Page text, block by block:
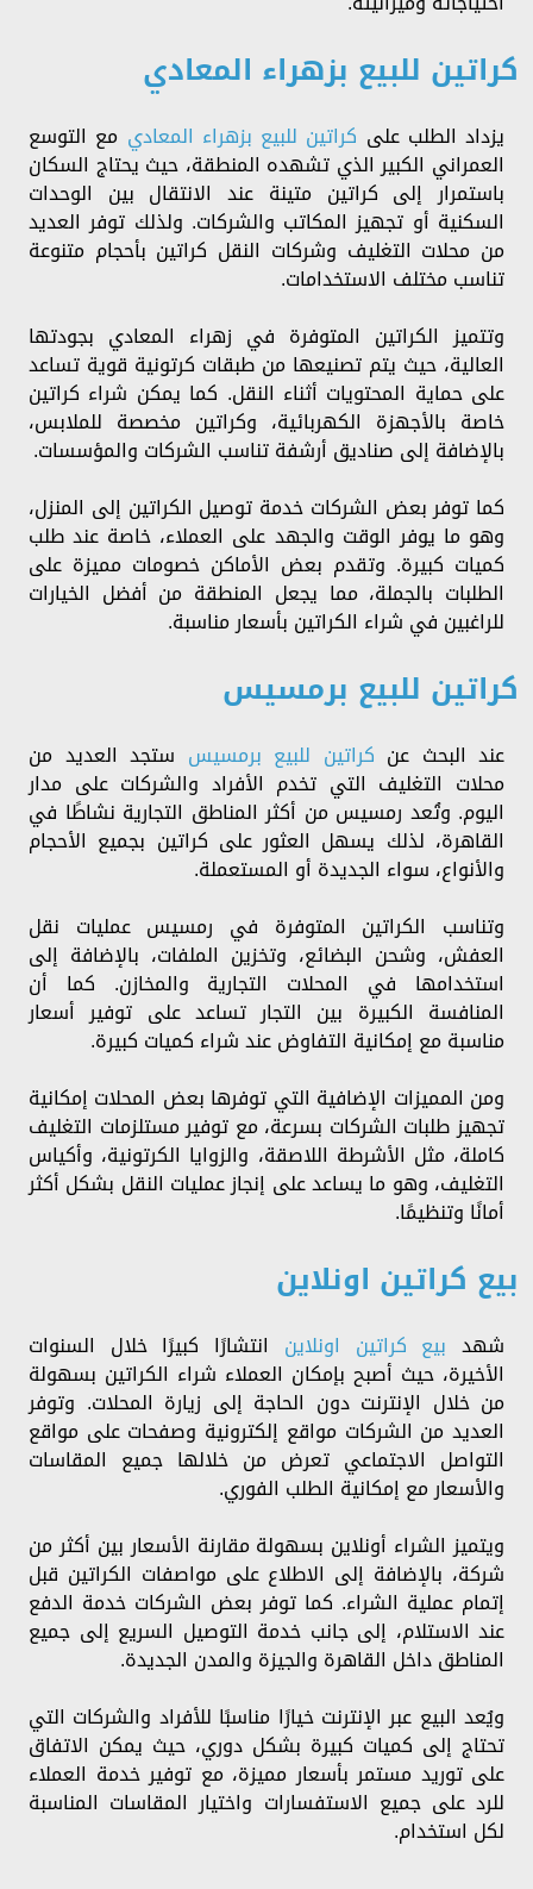
كراتين للبيع بزهراء المعادي
يزداد الطلب على كراتين للبيع بزهراء المعادي مع التوسع
العمراني الكبير الذي تشهده المنطقة، حيث يحتاج السكان
باستمرار إلى كراتين متينة عند الانتقال بين الوحدات
السكنية أو تجهيز المكاتب والشركات. ولذلك توفر العديد
من محلات التغليف وشركات النقل كراتين بأحجام متنوعة
تناسب مختلف الاستخدامات.
وتتميز الكراتين المتوفرة في زهراء المعادي بجودتها
العالية، حيث يتم تصنيعها من طبقات كرتونية قوية تساعد
على حماية المحتويات أثناء النقل. كما يمكن شراء كراتين
خاصة بالأجهزة الكهربائية، وكراتين مخصصة للملابس،
بالإضافة إلى صناديق أرشفة تناسب الشركات والمؤسسات.
كما توفر بعض الشركات خدمة توصيل الكراتين إلى المنزل،
وهو ما يوفر الوقت والجهد على العملاء، خاصة عند طلب
كميات كبيرة. وتقدم بعض الأماكن خصومات مميزة على
الطلبات بالجملة، مما يجعل المنطقة من أفضل الخيارات
للراغبين في شراء الكراتين بأسعار مناسبة.
كراتين للبيع برمسيس
عند البحث عن كراتين للبيع برمسيس ستجد العديد من
محلات التغليف التي تخدم الأفراد والشركات على مدار
اليوم. وتُعد رمسيس من أكثر المناطق التجارية نشاطًا في
القاهرة، لذلك يسهل العثور على كراتين بجميع الأحجام
والأنواع، سواء الجديدة أو المستعملة.
وتناسب الكراتين المتوفرة في رمسيس عمليات نقل
العفش، وشحن البضائع، وتخزين الملفات، بالإضافة إلى
استخدامها في المحلات التجارية والمخازن. كما أن
المنافسة الكبيرة بين التجار تساعد على توفير أسعار
مناسبة مع إمكانية التفاوض عند شراء كميات كبيرة.
ومن المميزات الإضافية التي توفرها بعض المحلات إمكانية
تجهيز طلبات الشركات بسرعة، مع توفير مستلزمات التغليف
كاملة، مثل الأشرطة اللاصقة، والزوايا الكرتونية، وأكياس
التغليف، وهو ما يساعد على إنجاز عمليات النقل بشكل أكثر
أمانًا وتنظيمًا.
بيع كراتين اونلاين
شهد بيع كراتين اونلاين انتشارًا كبيرًا خلال السنوات
الأخيرة، حيث أصبح بإمكان العملاء شراء الكراتين بسهولة
من خلال الإنترنت دون الحاجة إلى زيارة المحلات. وتوفر
العديد من الشركات مواقع إلكترونية وصفحات على مواقع
التواصل الاجتماعي تعرض من خلالها جميع المقاسات
والأسعار مع إمكانية الطلب الفوري.
ويتميز الشراء أونلاين بسهولة مقارنة الأسعار بين أكثر من
شركة، بالإضافة إلى الاطلاع على مواصفات الكراتين قبل
إتمام عملية الشراء. كما توفر بعض الشركات خدمة الدفع
عند الاستلام، إلى جانب خدمة التوصيل السريع إلى جميع
المناطق داخل القاهرة والجيزة والمدن الجديدة.
ويُعد البيع عبر الإنترنت خيارًا مناسبًا للأفراد والشركات التي
تحتاج إلى كميات كبيرة بشكل دوري، حيث يمكن الاتفاق
على توريد مستمر بأسعار مميزة، مع توفير خدمة العملاء
للرد على جميع الاستفسارات واختيار المقاسات المناسبة
لكل استخدام.